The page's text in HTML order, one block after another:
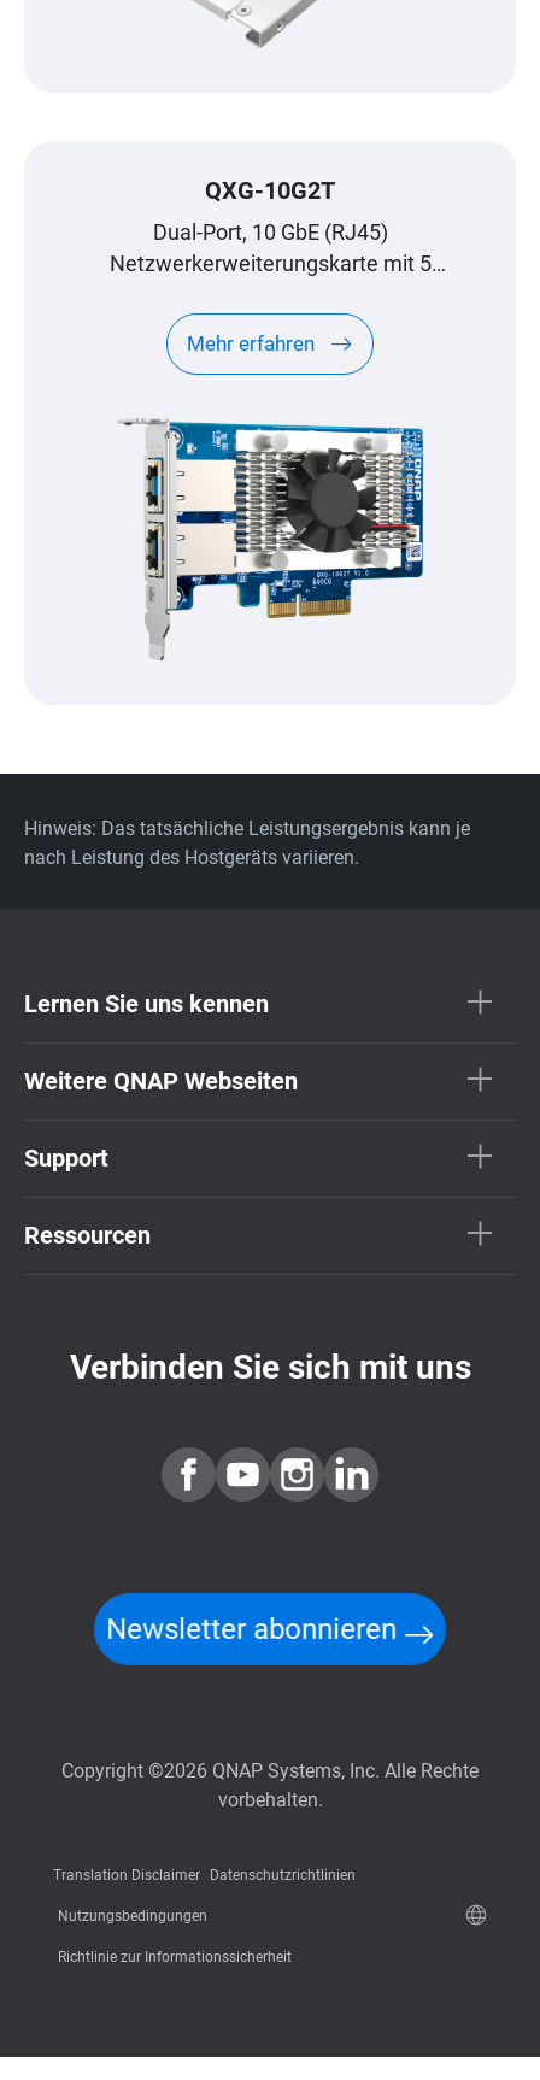
QXG-10G2T
Dual-Port, 10 GbE (RJ45)
Netzwerkerweiterungskarte mit 5
Mehr erfahren
Hinweis: Das tatsächliche Leistungsergebnis kann je
nach Leistung des Hostgeräts variieren.
Lernen Sie uns kennen
Weitere QNAP Webseiten
Support
Ressourcen
Verbinden Sie sich mit uns
Newsletter abonnieren
Copyright ©2026 QNAP Systems, Inc. Alle Rechte
vorbehalten.
Translation Disclaimer Datenschutzrichtlinien
Nutzungsbedingungen
Richtlinie zur Informationssicherheit